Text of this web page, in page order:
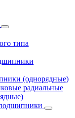
типа
(однорядные)
радиальные